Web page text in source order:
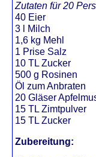
Zutaten für 20
40 Eier
3 l Milch
1,6 kg Mehl
1 Prise Salz
10 TL Zucker
500 g Rosinen
Öl zum Anbraten
20 Gläser
15 TL Zimtpulver
15 TL Zucker
Zubereitung: